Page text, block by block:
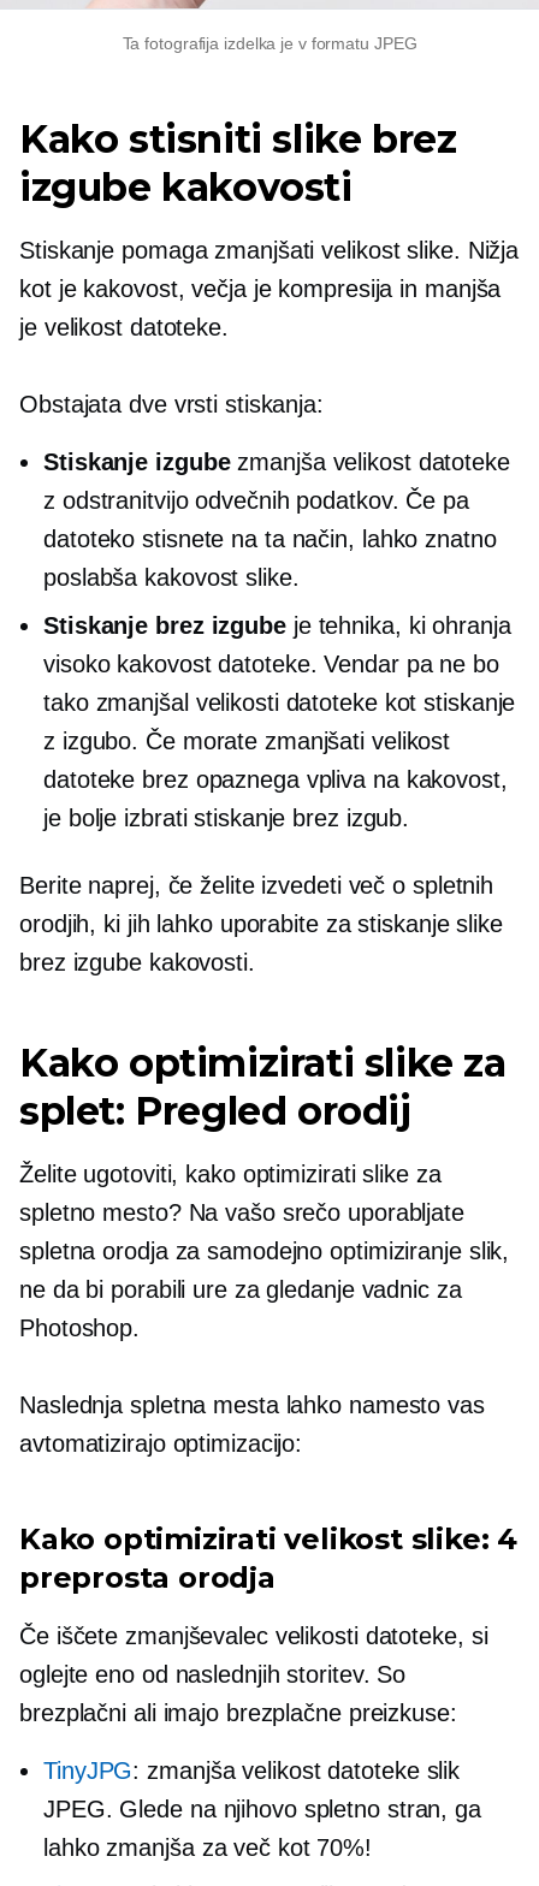
Ta fotografija izdelka je v formatu JPEG
Kako stisniti slike brez
izgube kakovosti
Stiskanje pomaga zmanjšati velikost slike. Nižja
kot je kakovost, večja je kompresija in manjša
je velikost datoteke.
Obstajata dve vrsti stiskanja:
Stiskanje izgubezmanjša velikost datoteke
z odstranitvijo odvečnih podatkov. Če pa
datoteko stisnete na ta način, lahko znatno
poslabša kakovost slike.
Stiskanje brez izgubeje tehnika, ki ohranja
visoko kakovost datoteke. Vendar pa ne bo
tako zmanjšal velikosti datoteke kot stiskanje
z izgubo. Če morate zmanjšati velikost
datoteke brez opaznega vpliva na kakovost,
je bolje izbrati stiskanje brez izgub.
Berite naprej, če želite izvedeti več o spletnih
orodjih, ki jih lahko uporabite za stiskanje slike
brez izgube kakovosti.
Kako optimizirati slike za
splet: Pregled orodij
Želite ugotoviti, kako optimizirati slike za
spletno mesto? Na vašo srečo uporabljate
spletna orodja za samodejno optimiziranje slik,
ne da bi porabili ure za gledanje vadnic za
Photoshop.
Naslednja spletna mesta lahko namesto vas
avtomatizirajo optimizacijo:
Kako optimizirati velikost slike: 4
preprosta orodja
Če iščete zmanjševalec velikosti datoteke, si
oglejte eno od naslednjih storitev. So
brezplačni ali imajo brezplačne preizkuse:
TinyJPG: zmanjša velikost datoteke slik
JPEG. Glede na njihovo spletno stran, ga
lahko zmanjša za več kot 70%!